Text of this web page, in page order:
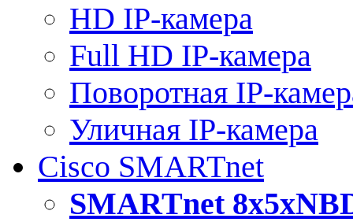
HD IP-камера
Full HD IP-камера
Поворотная IP-
Уличная IP-камера
Cisco SMARTnet
SMARTnet